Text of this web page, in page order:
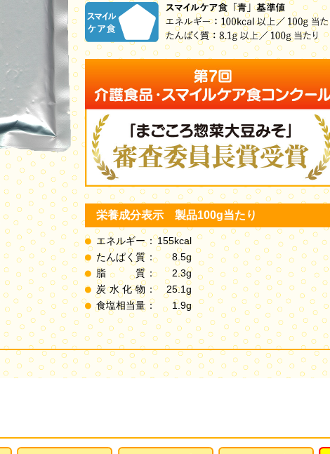
栄養成分表示 製品100g当たり
エネルギー：155kcal
たんぱく質 ：
8.5g
脂質 ：
2.3g
炭水化物 ：
25.1g
食塩相当量 ： 1.9g